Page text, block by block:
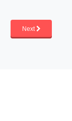
Next